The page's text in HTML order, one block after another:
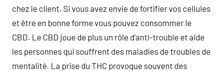
chez le client. Si vous avez envie de fortifier vos cellules
et être en bonne forme vous pouvez consommer le
CBD. Le CBD joue de plus un rôle d’anti-trouble et aide
les personnes qui souffrent des maladies de troubles de
mentalité. La prise du THC provoque souvent des